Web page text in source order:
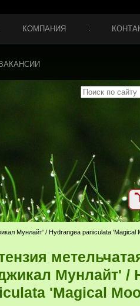
КОМПАНИЯ
ВАКАНСИИ
Мунлайт' / Hydrangea paniculata 'Magical
Мунлайт' /
'Magical